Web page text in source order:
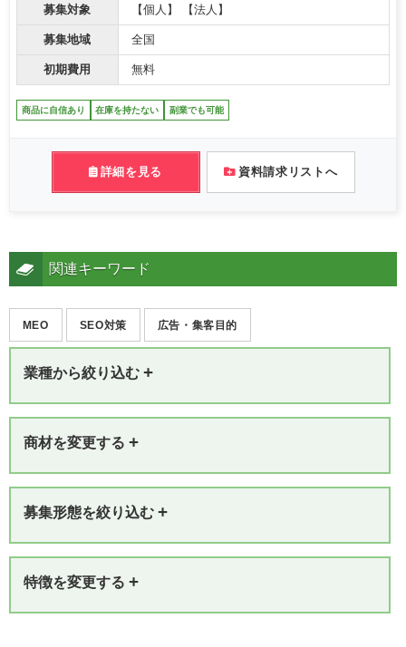
募集対象 【個人】 【法人】
募集地域 全国
初期費用 無料
商品に自信あり 在庫を持たない 副業でも可能
詳細を見る 資料請求リストへ
関連キーワード
MEO SEO対策 広告・集客目的
業種から絞り込む +
商材を変更する +
募集形態を絞り込む +
特徴を変更する +